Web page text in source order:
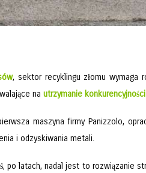
, sektor recyklingu złomu wymaga
na utrzymanie
maszyna firmy Panizzolo,
i odzyskiwania metali.
po latach, nadal jest to rozwiązanie